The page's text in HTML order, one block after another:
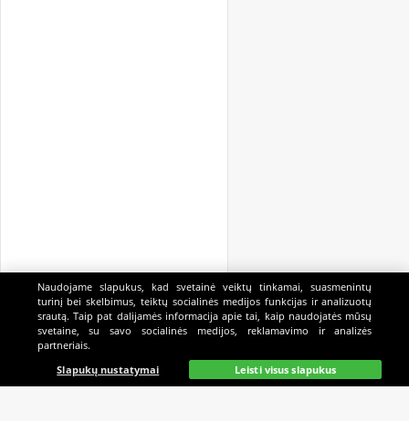
Pagrindinis Gyvai Paieška Mano Kazino
Naudojame slapukus, kad svetainė veiktų tinkamai, suasmenintų
turinį bei skelbimus, teiktų socialinės medijos funkcijas ir analizuotų
srautą. Taip pat dalijamės informacija apie tai, kaip naudojatės mūsų
svetaine, su savo socialinės medijos, reklamavimo ir analizės
partneriais.
Slapukų nustatymai
Leisti visus slapukus